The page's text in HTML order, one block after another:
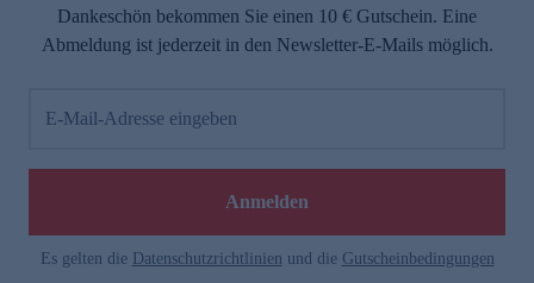
Dankeschön bekommen Sie einen 10 € Gutschein. Eine
Abmeldung ist jederzeit in den Newsletter-E-Mails möglich.
E-Mail-Adresse eingeben
Anmelden
Es gelten die Datenschutzrichtlinien und die Gutscheinbedingungen